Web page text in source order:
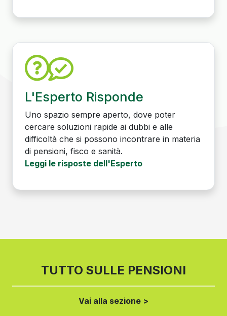
L'Esperto Risponde
Uno spazio sempre aperto, dove poter
cercare soluzioni rapide ai dubbi e alle
difficoltà che si possono incontrare in materia
di pensioni, fisco e sanità.
Leggi le risposte dell'Esperto
TUTTO SULLE PENSIONI
Vai alla sezione >